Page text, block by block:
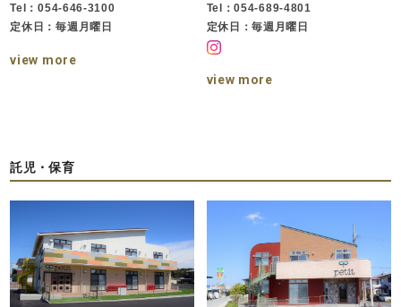
Tel：054-646-3100
定休日：毎週月曜日
view more
Tel：054-689-4801
定休日：毎週月曜日
view more
託児・保育